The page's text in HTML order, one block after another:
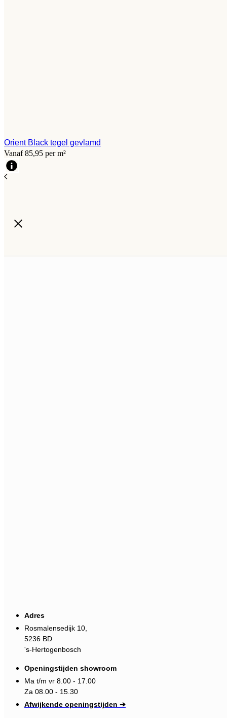
Orient Black tegel gevlamd
Vanaf 85,95 per m²
Adres
Rosmalensedijk 10,
5236 BD
's-Hertogenbosch
Openingstijden showroom
Ma t/m vr 8.00 - 17.00
Za 08.00 - 15.30
Afwijkende openingstijden ➔